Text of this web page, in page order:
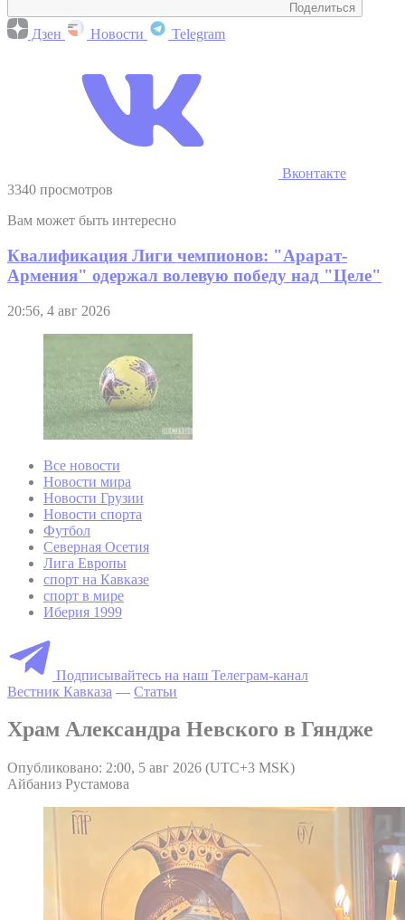
Поделиться
Дзен Новости Telegram
Вконтакте
3340 просмотров
Вам может быть интересно
Квалификация Лиги чемпионов: "Арарат-
Армения" одержал волевую победу над "Целе"
20:56, 4 авг 2026
Все новости
Новости мира
Новости Грузии
Новости спорта
Футбол
Северная Осетия
Лига Европы
спорт на Кавказе
спорт в мире
Иберия 1999
Подписывайтесь на наш Телеграм-канал
Вестник Кавказа — Статьи
Храм Александра Невского в Гяндже
Опубликовано: 2:00, 5 авг 2026 (UTC+3 MSK)
Айбаниз Рустамова